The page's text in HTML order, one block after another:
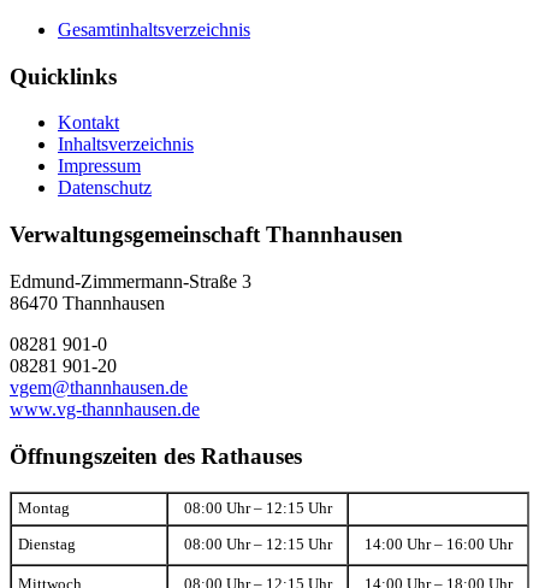
Gesamtinhaltsverzeichnis
Quicklinks
Kontakt
Inhaltsverzeichnis
Impressum
Datenschutz
Verwaltungsgemeinschaft Thannhausen
Edmund-Zimmermann-Straße 3
86470 Thannhausen
08281 901-0
08281 901-20
vgem@thannhausen.de
www.vg-thannhausen.de
Öffnungszeiten des Rathauses
Montag 08:00 Uhr – 12:15 Uhr
Dienstag 08:00 Uhr – 12:15 Uhr 14:00 Uhr – 16:00 Uhr